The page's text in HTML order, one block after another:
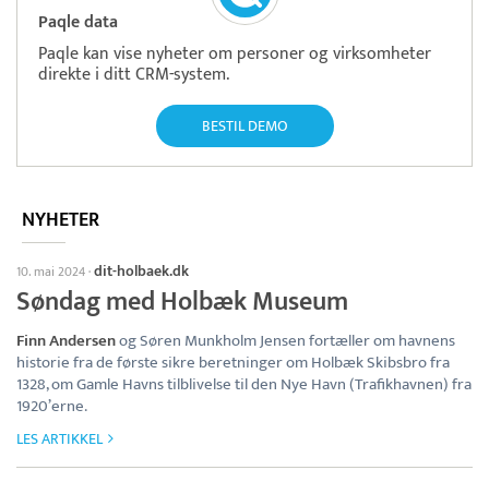
Paqle data
Paqle kan vise nyheter om personer og virksomheter
direkte i ditt CRM-system.
BESTIL DEMO
NYHETER
10. mai 2024·dit-holbaek.dk
Søndag med Holbæk Museum
Finn Andersenog Søren Munkholm Jensen fortæller om havnens
historie fra de første sikre beretninger om Holbæk Skibsbro fra
1328, om Gamle Havns tilblivelse til den Nye Havn (Trafikhavnen) fra
1920’erne.
LES ARTIKKEL